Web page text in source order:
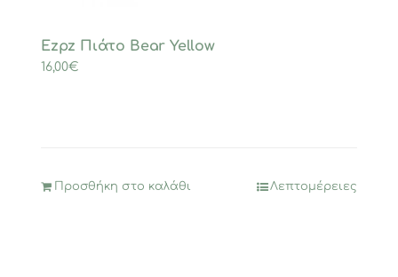
Ezpz Πιάτο Bear Yellow
16,00€
Προσθήκη στο καλάθι Λεπτομέρειες